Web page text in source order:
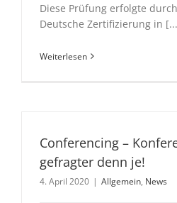
Diese Prüfung erfolgte
Deutsche Zertifizierung in
Weiterlesen
Conferencing –
gefragter denn je!
4. April 2020 | Allgemein, News